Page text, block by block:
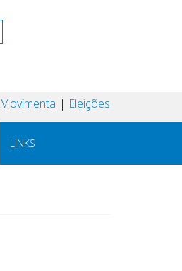
Movimenta Eleições
LINKS